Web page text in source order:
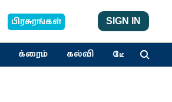
பிரசுரங்கள் SIGN IN
க்ரைம் கல்வி மேலும்